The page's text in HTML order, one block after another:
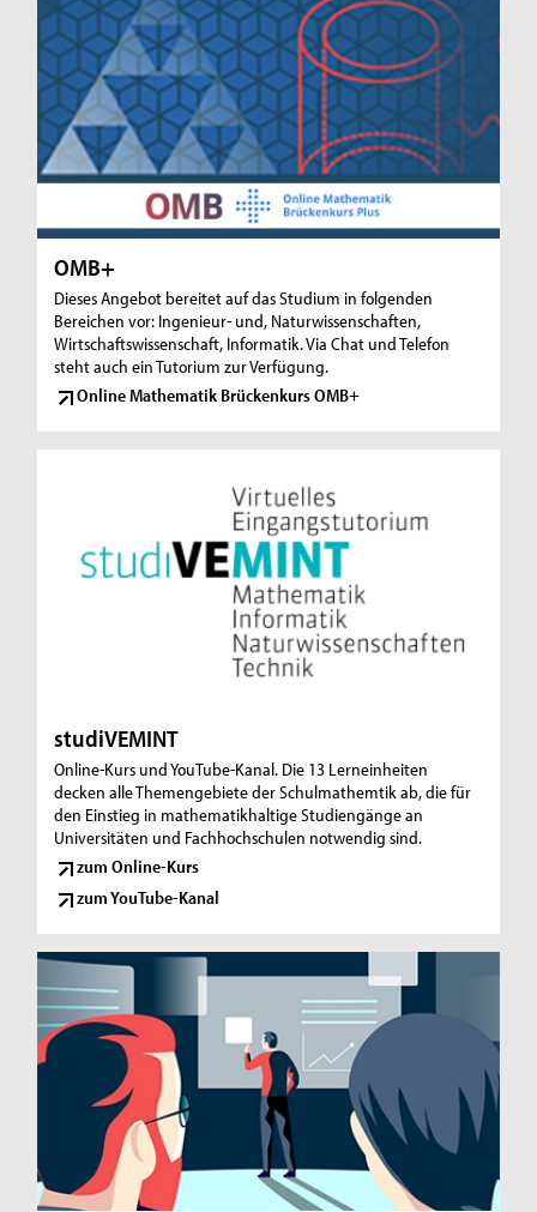
OMB+
Dieses Angebot bereitet auf das Studium in folgenden
Bereichen vor: Ingenieur- und, Naturwissenschaften,
Wirtschaftswissenschaft, Informatik. Via Chat und Telefon
steht auch ein Tutorium zur Verfügung.
Online Mathematik Brückenkurs OMB+
studiVEMINT
Online-Kurs und YouTube-Kanal. Die 13 Lerneinheiten
decken alle Themengebiete der Schulmathemtik ab, die für
den Einstieg in mathematikhaltige Studiengänge an
Universitäten und Fachhochschulen notwendig sind.
zum Online-Kurs
zum YouTube-Kanal